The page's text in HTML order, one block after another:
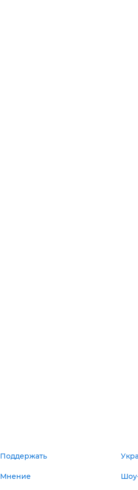
Поддержать
Мнение